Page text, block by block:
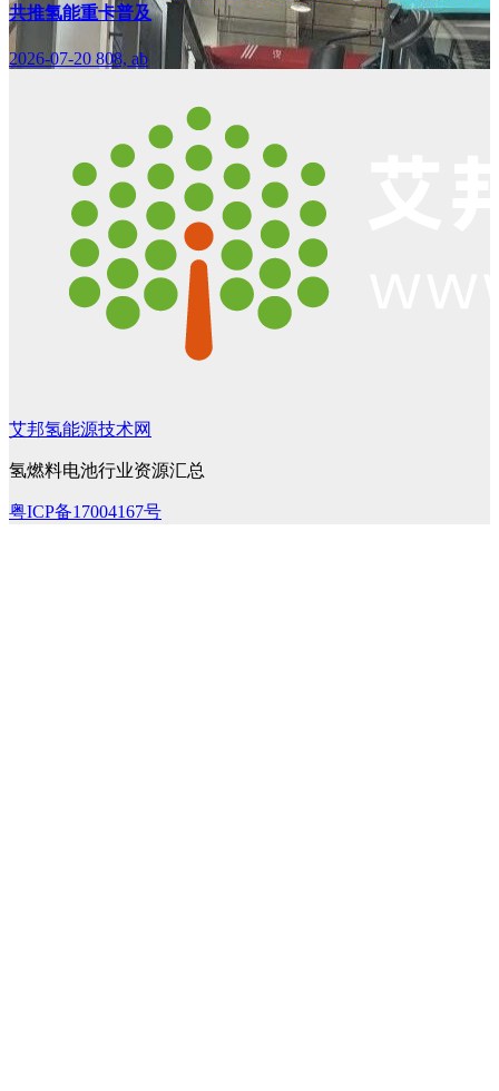
共推氢能重卡普及
2026-07-20 808, ab
艾邦氢能源技术网
氢燃料电池行业资源汇总
粤ICP备17004167号